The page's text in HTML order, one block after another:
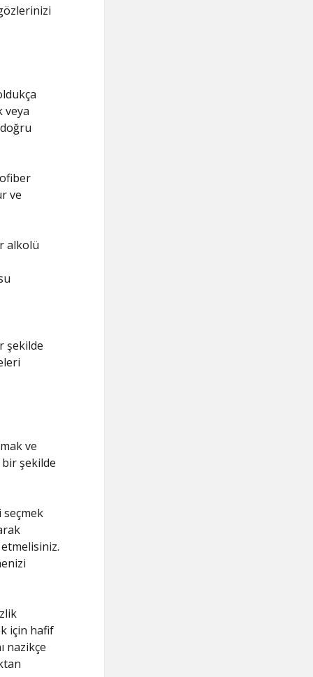
veya
ve
alkolü
şekilde
ve
şekilde
için hafif
nazikçe